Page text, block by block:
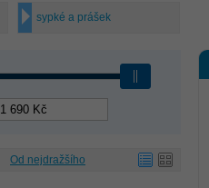
sypké a prášek
Od nejdražšího